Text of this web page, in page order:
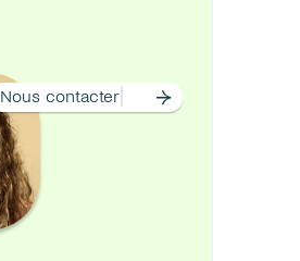
Nous contacter